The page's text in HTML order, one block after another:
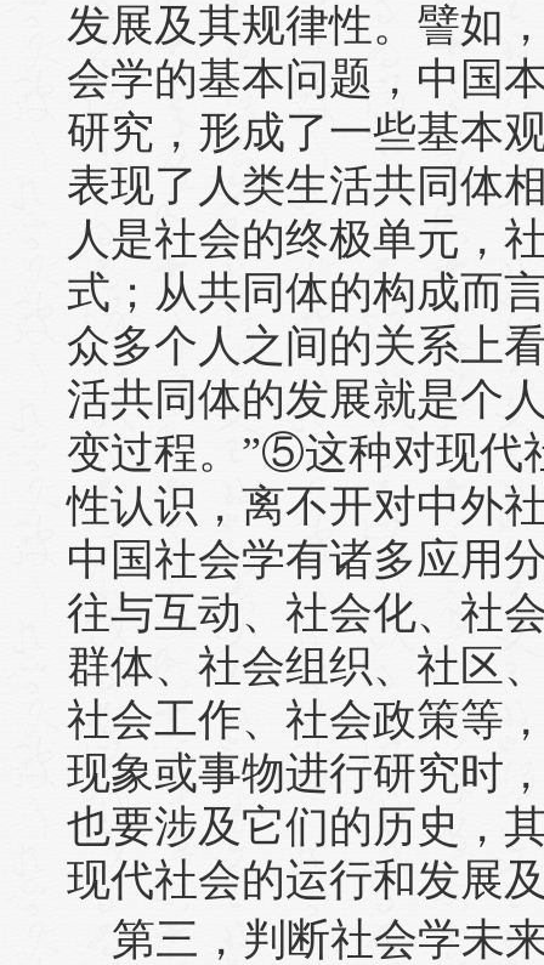
发展及其规律性。譬如
会学的基本问题，中国
研究，形成了一些基本
表现了人类生活共同体
人是社会的终极单元，
式；从共同体的构成而
众多个人之间的关系上
活共同体的发展就是个
变过程。”⑤这种对现代
性认识，离不开对中外
中国社会学有诸多应用
往与互动、社会化、社
群体、社会组织、社区
社会工作、社会政策等
现象或事物进行研究时
也要涉及它们的历史，
现代社会的运行和发展
第三，判断社会学未